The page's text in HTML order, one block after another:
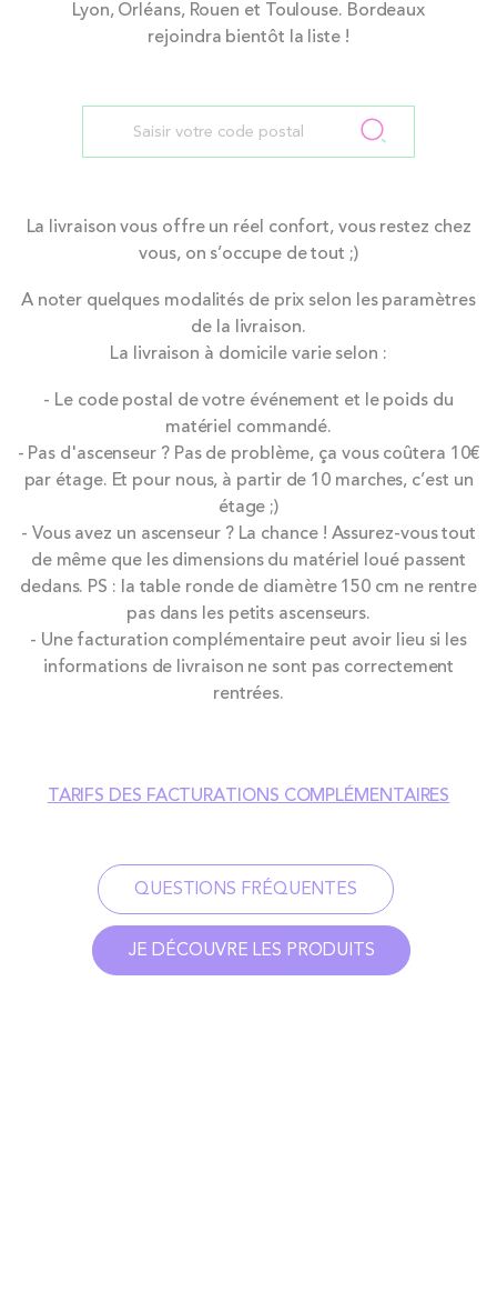
Lyon, Orléans, Rouen et Toulouse. Bordeaux
rejoindra bientôt la liste !
La livraison vous offre un réel confort, vous restez chez
vous, on s’occupe de tout ;)
A noter quelques modalités de prix selon les paramètres
de la livraison.
La livraison à domicile varie selon :
- Le code postal de votre événement et le poids du
matériel commandé.
- Pas d'ascenseur ? Pas de problème, ça vous coûtera 10€
par étage. Et pour nous, à partir de 10 marches, c’est un
étage ;)
- Vous avez un ascenseur ? La chance ! Assurez-vous tout
de même que les dimensions du matériel loué passent
dedans. PS : la table ronde de diamètre 150 cm ne rentre
pas dans les petits ascenseurs.
- Une facturation complémentaire peut avoir lieu si les
informations de livraison ne sont pas correctement
rentrées.
TARIFS DES FACTURATIONS COMPLÉMENTAIRES
QUESTIONS FRÉQUENTES
JE DÉCOUVRE LES PRODUITS